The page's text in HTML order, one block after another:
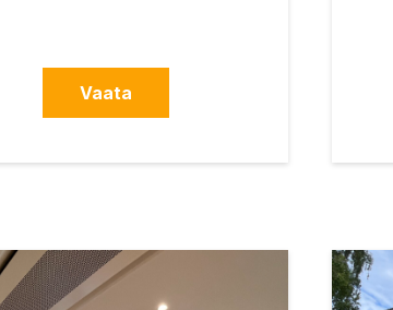
Vaata